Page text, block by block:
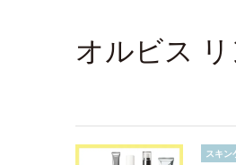
オルビス
スキン